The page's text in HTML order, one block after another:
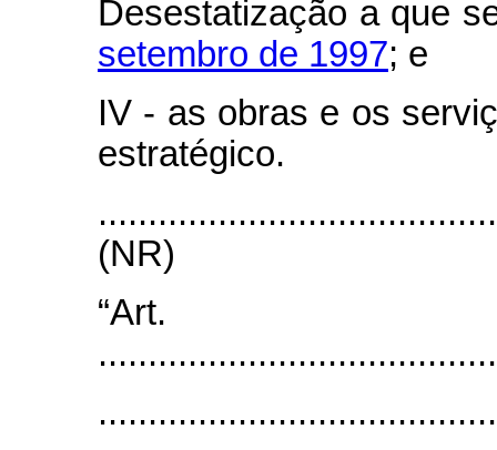
Desestatização a que
setembro de 1997; e
IV - as obras e os
estratégico.
(NR)